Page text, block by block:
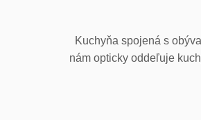
Kuchyňa spojená s
nám opticky oddeľuje